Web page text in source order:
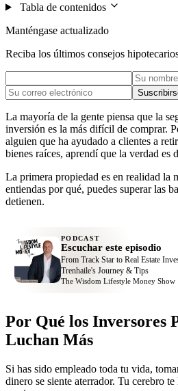
Tabla de contenidos
Manténgase actualizado
Reciba los últimos consejos
La mayoría de la gente piensa que la
inversión es la más difícil de comprar.
alguien que ha ayudado a clientes a
bienes raíces, aprendí que la verdad es
La primera propiedad es en realidad la
entiendas por qué, puedes superar las
detienen.
PODCAST
Escuchar este episodio
From Track Star to Real Estate
Trenhaile's Journey & Tips
The Wisdom Lifestyle Money Show
Por Qué los Inversores
Luchan Más
Si has sido empleado toda tu vida,
dinero se siente aterrador. Tu cerebro